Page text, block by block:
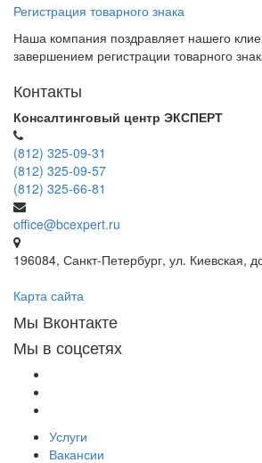
Регистрация товарного знака
Наша компания поздравляет нашего
завершением регистрации товарного
Контакты
Консалтинговый центр ЭКСПЕРТ
(812) 325-09-31
(812) 325-09-57
(812) 325-66-81
office@bcexpert.ru
196084, Санкт-Петербург, ул. Киевская,
Карта сайта
Мы Вконтакте
Мы в соцсетях
Услуги
Вакансии